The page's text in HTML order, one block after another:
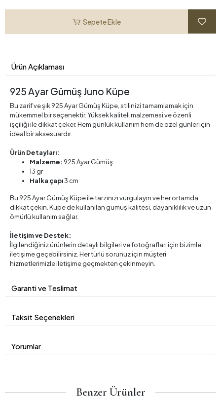
Sepete Ekle
Ürün Açıklaması
925 Ayar Gümüş Juno Küpe
Bu zarif ve şık 925 Ayar Gümüş Küpe, stilinizi tamamlamak için
mükemmel bir seçenektir. Yüksek kaliteli malzemesi ve özenli
işçiliği ile dikkat çeker. Hem günlük kullanım hem de özel günler için
ideal bir aksesuardır.
Ürün Detayları:
Malzeme: 925 Ayar Gümüş
13 gr
Halka çapı3 cm
Bu 925 Ayar Gümüş Küpe ile tarzınızı vurgulayın ve her ortamda
dikkat çekin. Küpe de kullanılan gümüş kalitesi, dayanıklılık ve uzun
ömürlü kullanım sağlar.
İletişim ve Destek:
İlgilendiğiniz ürünlerin detaylı bilgileri ve fotoğrafları için bizimle
iletişime geçebilirsiniz. Her türlü sorunuz için müşteri
hizmetlerimizle iletişime geçmekten çekinmeyin.
Garanti ve Teslimat
Taksit Seçenekleri
Yorumlar
Benzer Ürünler